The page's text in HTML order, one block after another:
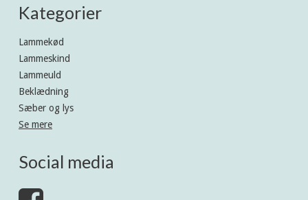
Kategorier
Lammekød
Lammeskind
Lammeuld
Beklædning
Sæber og lys
Se mere
Social media